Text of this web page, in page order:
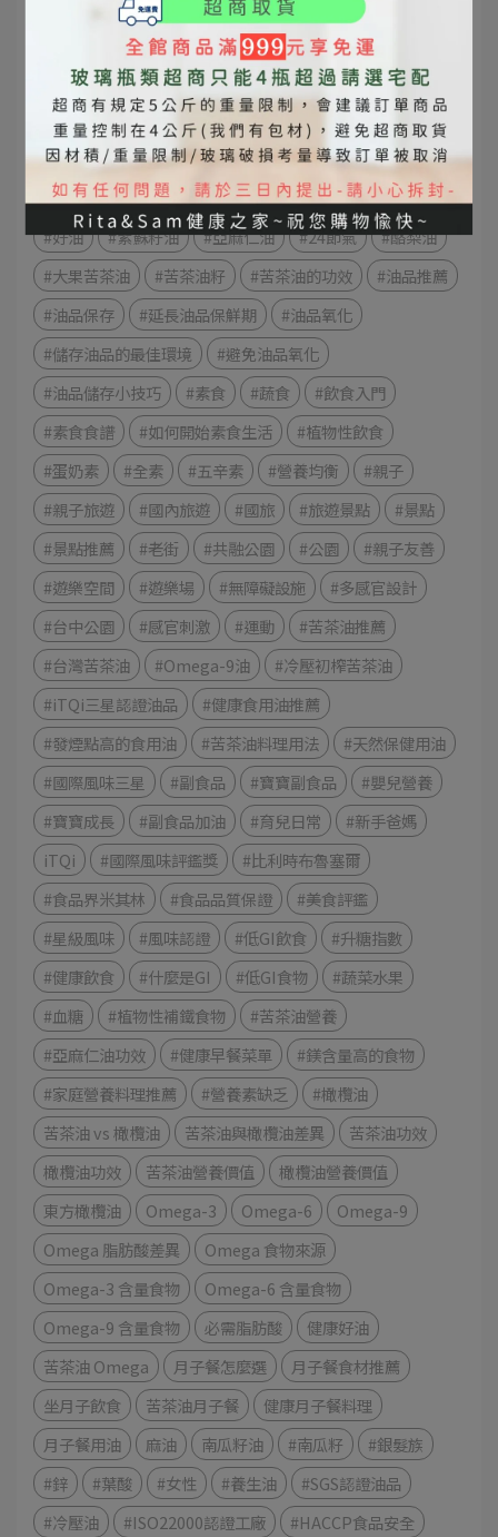
#如何選擇優質的苦茶油
#苦茶油炒菜、炸菜
#苦茶油品牌推薦
#12星座 #春天
#美食指南
#吃貨星座指南
#櫻花 #水瓶座
#春天怎麼吃
#星座運勢
#春天飲食 #omega-3 #鮭魚
#堅果
#Omega-3脂肪酸
#心血管健康
#Omega-3健康益處
#好油
#紫蘇籽油 #亞麻仁油 #24節氣
#酪梨油
#大果苦茶油
#苦茶油籽 #苦茶油的功效
#油品推薦
#油品保存
#延長油品保鮮期
#油品氧化
#儲存油品的最佳環境
#避免油品氧化
#油品儲存小技巧
#素食 #蔬食
#飲食入門
#素食食譜
#如何開始素食生活
#植物性飲食
#蛋奶素
#全素 #五辛素 #營養均衡
#親子
#親子旅遊
#國內旅遊 #國旅 #旅遊景點
#景點
#景點推薦
#老街 #共融公園 #公園
#親子友善
#遊樂空間
#遊樂場 #無障礙設施
#多感官設計
#台中公園
#感官刺激 #運動
#苦茶油推薦
#台灣苦茶油
#Omega-9油
#冷壓初榨苦茶油
#iTQi三星認證油品
#健康食用油推薦
#發煙點高的食用油
#苦茶油料理用法
#天然保健用油
#國際風味三星
#副食品 #寶寶副食品
#嬰兒營養
#寶寶成長
#副食品加油 #育兒日常
#新手爸媽
iTQi
#國際風味評鑑獎
#比利時布魯塞爾
#食品界米其林
#食品品質保證
#美食評鑑
#星級風味
#風味認證 #低GI飲食
#升糖指數
#健康飲食
#什麼是GI #低GI食物
#蔬菜水果
#血糖
#植物性補鐵食物
#苦茶油營養
#亞麻仁油功效
#健康早餐菜單
#鎂含量高的食物
#家庭營養料理推薦
#營養素缺乏
#橄欖油
苦茶油 vs 橄欖油
苦茶油與橄欖油差異
苦茶油功效
橄欖油功效
苦茶油營養價值
橄欖油營養價值
東方橄欖油
Omega-3 Omega-6
Omega-9
Omega 脂肪酸差異
Omega 食物來源
Omega-3 含量食物
Omega-6 含量食物
Omega-9 含量食物
必需脂肪酸
健康好油
苦茶油 Omega
月子餐怎麼選
月子餐食材推薦
坐月子飲食
苦茶油月子餐
健康月子餐料理
月子餐用油
麻油 南瓜籽油 #南瓜籽
#銀髮族
#鋅
#葉酸 #女性 #養生油
#SGS認證油品
#冷壓油
#ISO22000認證工廠
#HACCP食品安全